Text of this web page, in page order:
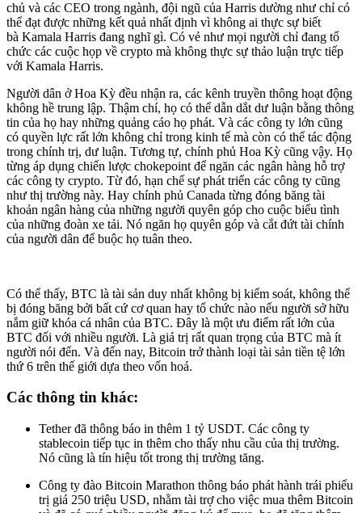
chủ và các CEO trong ngành, đội ngũ của Harris dường như chỉ có
thể đạt được những kết quả nhất định vì không ai thực sự biết
bà Kamala Harris đang nghĩ gì. Có vẻ như mọi người chỉ đang tổ
chức các cuộc họp về crypto mà không thực sự thảo luận trực tiếp
với Kamala Harris.
Người dân ở Hoa Kỳ đều nhận ra, các kênh truyền thông hoạt động
không hề trung lập. Thậm chí, họ có thể dẫn dắt dư luận bằng thông
tin của họ hay những quảng cáo họ phát. Và các công ty lớn cũng
có quyền lực rất lớn không chỉ trong kinh tế mà còn có thể tác động
trong chính trị, dư luận. Tương tự, chính phủ Hoa Kỳ cũng vậy. Họ
từng áp dụng chiến lược chokepoint để ngăn các ngân hàng hỗ trợ
các công ty crypto. Từ đó, hạn chế sự phát triển các công ty cũng
như thị trường này. Hay chính phủ Canada từng đóng băng tài
khoản ngân hàng của những người quyên góp cho cuộc biểu tình
của những đoàn xe tải. Nó ngăn họ quyên góp và cắt đứt tài chính
của người dân để buộc họ tuân theo.
Có thể thấy, BTC là tài sản duy nhất không bị kiểm soát, không thể
bị đóng băng bởi bất cứ cơ quan hay tổ chức nào nếu người sở hữu
nắm giữ khóa cá nhân của BTC. Đây là một ưu điểm rất lớn của
BTC đối với nhiều người. Là giá trị rất quan trọng của BTC mà ít
người nói đến. Và đến nay, Bitcoin trở thành loại tài sản tiền tệ lớn
thứ 6 trên thế giới dựa theo vốn hoá.
Các thông tin khác:
Tether đã thông báo in thêm 1 tỷ USDT. Các công ty
stablecoin tiếp tục in thêm cho thấy nhu cầu của thị trường.
Nó cũng là tín hiệu tốt trong thị trường tăng.
Công ty đào Bitcoin Marathon thông báo phát hành trái phiếu
trị giá 250 triệu USD, nhằm tài trợ cho việc mua thêm Bitcoin